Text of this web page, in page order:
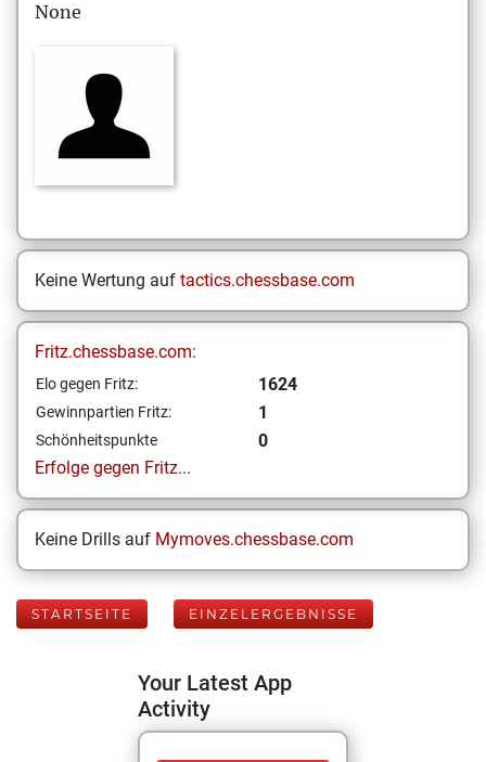
None
Keine Wertung auf tactics.chessbase.com
Fritz.chessbase.com:
Elo gegen Fritz: 1624
Gewinnpartien Fritz: 1
Schönheitspunkte
0
Erfolge gegen Fritz...
Keine Drills auf Mymoves.chessbase.com
STARTSEITE EINZELERGEBNISSE
Your Latest App
Activity